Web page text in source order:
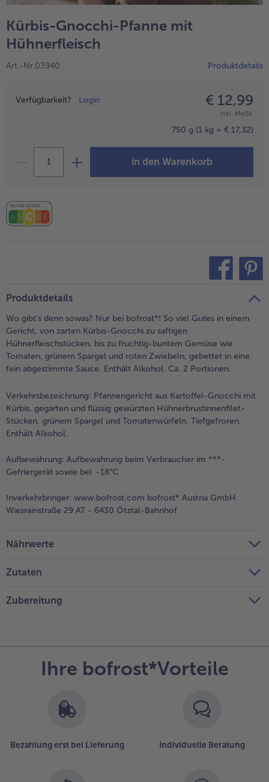
alle Obst
Brot & Gebäck
alle Confiserie & Feinkost
Wein & Spirituosen
Kürbis-Gnocchi-Pfanne mit
Hühnerfleisch
Art.-Nr.03940 Produktdetails
Preisangabe
Verfügbarkeit? Login € 12,99
inkl. MwSt.
750 g (1 kg = € 17,32)
in den Warenkorb
Produktdetails
Wo gibt's denn sowas? Nur bei bofrost*! So viel Gutes in einem
Gericht, von zarten Kürbis-Gnocchi zu saftigen
Hühnerfleischstücken, bis zu fruchtig-buntem Gemüse wie
Tomaten, grünem Spargel und roten Zwiebeln, gebettet in eine
fein abgestimmte Sauce. Enthält Alkohol. Ca. 2 Portionen.
Verkehrsbezeichnung: Pfannengericht aus Kartoffel-Gnocchi mit
Kürbis, gegarten und flüssig gewürzten Hühnerbrustinnenfilet-
Stücken, grünem Spargel und Tomatenwürfeln. Tiefgefroren.
Enthält Alkohol.
Aufbewahrung: Aufbewahrung beim Verbraucher im ***-
Gefriergerät sowie bei -18°C
Inverkehrbringer: www.bofrost.com bofrost* Austria GmbH
Wiesrainstraße 29 AT - 6430 Ötztal-Bahnhof
Nährwerte
Zutaten
Zubereitung
Ihre bofrost*Vorteile
Bezahlung erst bei Lieferung Individuelle Beratung